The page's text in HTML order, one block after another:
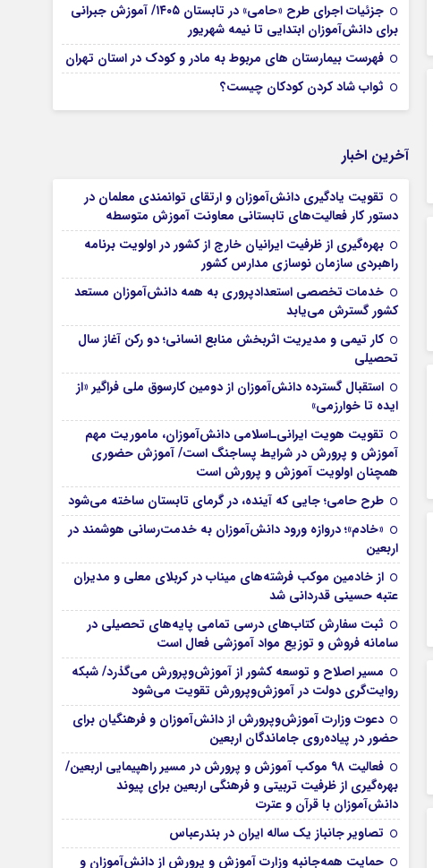
جزئیات اجرای طرح «حامی» در تابستان ۱۴۰۵/ آموزش جبرانی
برای دانش‌آموزان ابتدایی تا نیمه شهریور
فهرست بیمارستان های مربوط به مادر و کودک در استان تهران
ثواب شاد کردن کودکان چیست؟
آخرین اخبار
تقویت یادگیری دانش‌آموزان و ارتقای توانمندی معلمان در
دستور کار فعالیت‌های تابستانی معاونت آموزش متوسطه
بهره‌گیری از ظرفیت ایرانیان خارج از کشور در اولویت برنامه
راهبردی سازمان نوسازی مدارس کشور
خدمات تخصصی استعدادپروری به همه دانش‌آموزان مستعد
کشور گسترش می‌یابد
کار تیمی و مدیریت اثربخش منابع انسانی؛ دو رکن آغاز سال
تحصیلی
استقبال گسترده دانش‌آموزان از دومین کارسوق ملی فراگیر «از
ایده تا خوارزمی»
تقویت هویت ایرانی‌ـ‌اسلامی دانش‌آموزان، ماموریت مهم
آموزش و پرورش در شرایط پساجنگ است/ آموزش حضوری
همچنان اولویت آموزش و پرورش است
طرح حامی؛ جایی که آینده، در گرمای تابستان ساخته می‌شود
«خادم»؛ دروازه ورود دانش‌آموزان به خدمت‌رسانی هوشمند در
اربعین
از خادمین موکب فرشته‌های میناب در کربلای معلی و مدیران
عتبه حسینی قدردانی شد
ثبت سفارش کتاب‌های درسی تمامی پایه‌های تحصیلی در
سامانه فروش و توزیع مواد آموزشی فعال است
مسیر اصلاح و توسعه کشور از آموزش‌وپرورش می‌گذرد/ شبکه
روایت‌‌گری دولت در آموزش‌وپرورش تقویت می‌شود
دعوت وزارت آموزش‌وپرورش از دانش‌آموزان و فرهنگیان برای
حضور در پیاده‌روی جاماندگان اربعین
فعالیت ۹۸ موکب آموزش و پرورش در مسیر راهپیمایی اربعین/
بهره‌گیری از ظرفیت تربیتی و فرهنگی اربعین برای پیوند
دانش‌آموزان با قرآن و عترت
تصاویر جانباز یک ساله ایران در بندرعباس
حمایت همه‌جانبه وزارت آموزش و پرورش از دانش‌آموزان و